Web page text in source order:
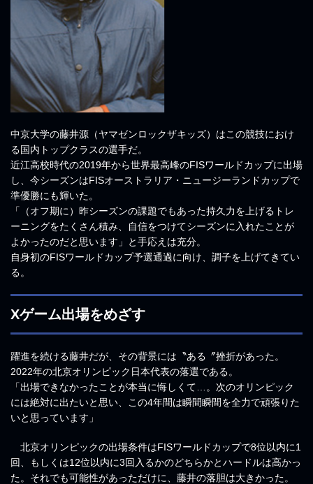
中京大学の藤井源（ヤマゼンロックザキッズ）はこの競技におけ
る国内トップクラスの選手だ。
近江高校時代の2019年から世界最高峰のFISワールドカップに出場
し、今シーズンはFISオーストラリア・ニュージーランドカップで
準優勝にも輝いた。
「（オフ期に）昨シーズンの課題でもあった持久力を上げるトレ
ーニングをたくさん積み、自信をつけてシーズンに入れたことが
よかったのだと思います」と手応えは充分。
自身初のFISワールドカップ予選通過に向け、調子を上げてきてい
る。
Xゲーム出場をめざす
躍進を続ける藤井だが、その背景には〝ある〞挫折があった。
2022年の北京オリンピック日本代表の落選である。
「出場できなかったことが本当に悔しくて…。次のオリンピック
には絶対に出たいと思い、この4年間は瞬間瞬間を全力で頑張りた
いと思っています」
北京オリンピックの出場条件はFISワールドカップで8位以内に1
回、もしくは12位以内に3回入るかのどちらかとハードルは高かっ
た。それでも可能性があっただけに、藤井の落胆は大きかった。